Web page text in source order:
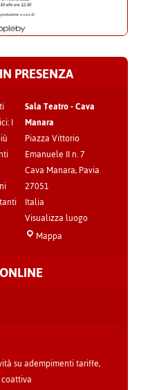
PRESENZA
I
Sala Teatro - Cava
Manara
Piazza Vittorio
Emanuele II n. 7
Cava Manara,Pavia
27051
Italia
Visualizza luogo
Mappa
su adempimenti tariffe,